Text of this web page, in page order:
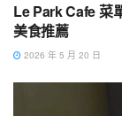
Le Park Cafe 菜
美食推薦
2026 年 5 月 20 日